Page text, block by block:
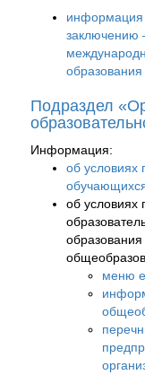
информация
заключению
образования
Подраздел
Информация:
об условиях
об условиях
меню